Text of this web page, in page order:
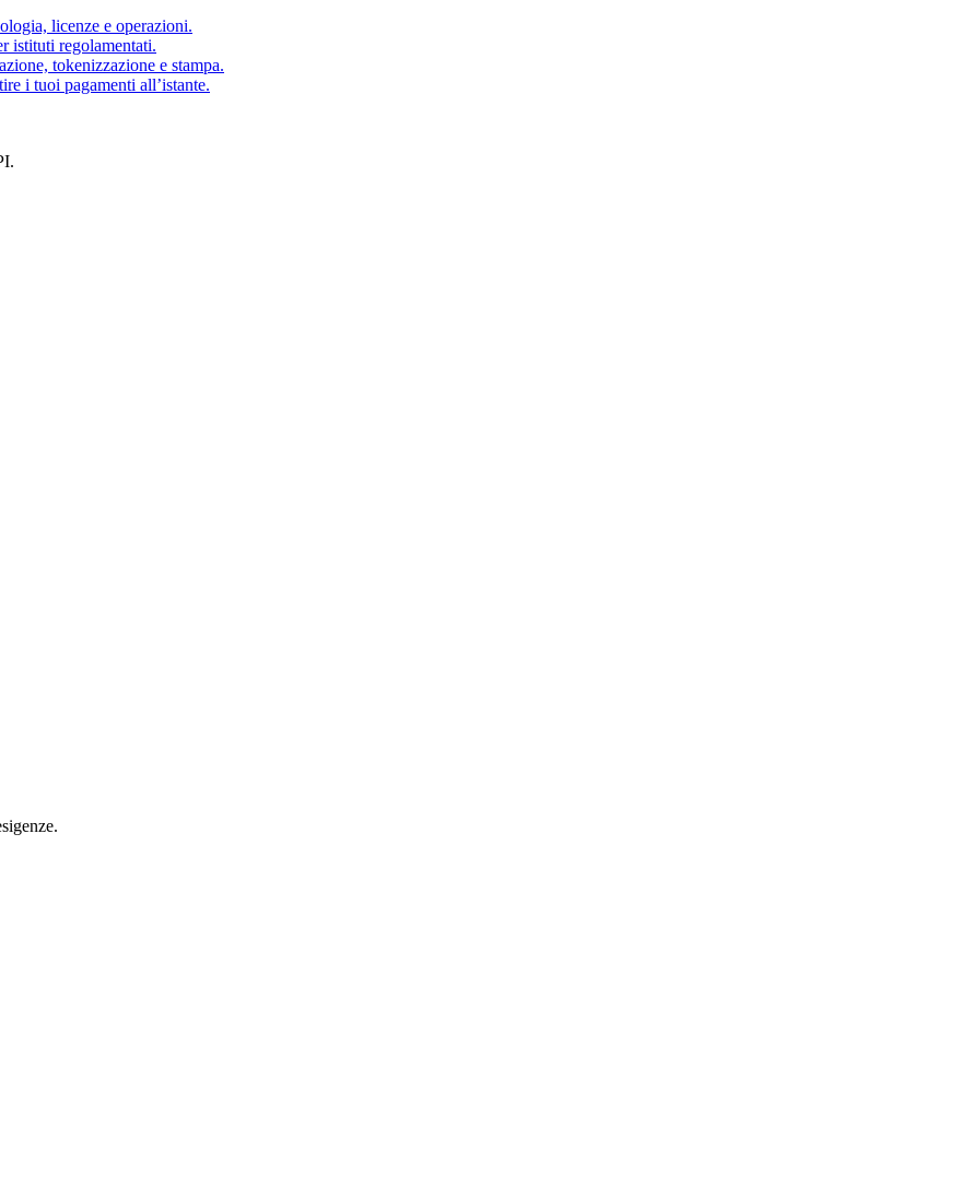
licenze e operazioni.
istituti regolamentati.
tokenizzazione e stampa.
i tuoi pagamenti all’istante.